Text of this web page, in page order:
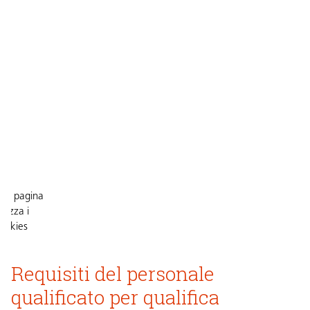
pagina
i
Requisiti del personale
qualificato per qualifica